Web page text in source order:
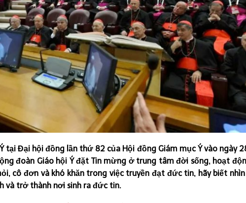
tại Đại hội đồng lần thứ 82 của Hội đồng Giám mục Ý vào ngày
đoàn Giáo hội Ý đặt Tin mừng ở trung tâm đời sống, hoạt
cô đơn và khó khăn trong việc truyền đạt đức tin, hãy biết nhìn
và trở thành nơi sinh ra đức tin.